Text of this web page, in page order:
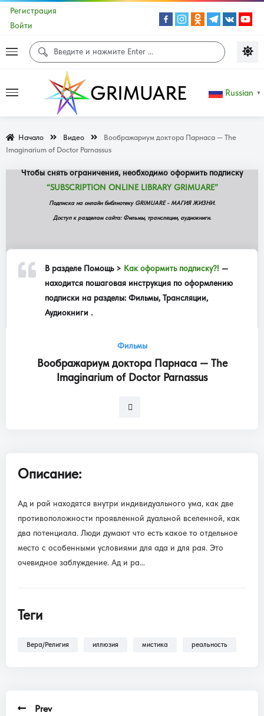
Регистрация
Войти
Russian ▼
Начало Видео
Воображариум доктора Парнаса — The
Imaginarium of Doctor Parnassus
Доступ к данной странице сайта не
Содержание данной страницы доступно ограниченной группе
Чтобы снять ограничения, необходимо оформить подписку
“SUBSCRIPTION ONLINE LIBRARY GRIMUARE”
Подписка на онлайн библиотеку GRIMUARE - МАГИЯ ЖИЗНИ.
Доступ к разделам сайта: Фильмы, трансляции, аудиокниги.
В разделе Помощь > Как оформить подписку?! —
находится пошаговая инструкция по оформлению
подписки на разделы: Фильмы, Трансляции,
Аудиокниги .
Фильмы
Воображариум доктора Парнаса — The
Imaginarium of Doctor Parnassus
Описание:
Ад и рай находятся внутри индивидуального ума, как две
противоположности проявленной дуальной вселенной, как
два потенциала. Люди думают что есть какое то отдельное
место с особенными условиями для ада и для рая. Это
очевидное заблуждение. Ад и ра…
Теги
Вера/Религия иллюзия мистика реальность
Prev